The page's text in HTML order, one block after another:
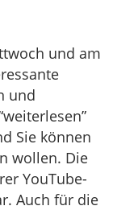
und am
und
Sie können
wollen. Die
YouTube-
Auch für die